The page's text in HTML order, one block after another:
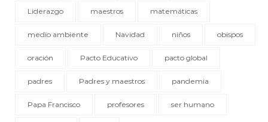
Liderazgo maestros matemáticas
medio ambiente Navidad niños obispos
oración Pacto Educativo pacto global
padres Padres y maestros pandemia
Papa Francisco profesores ser humano